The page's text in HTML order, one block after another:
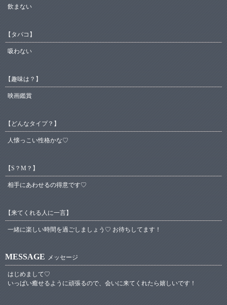
飲まない
【タバコ】
吸わない
【趣味は？】
映画鑑賞
【どんなタイプ？】
人懐っこい性格かな♡
【S？М？】
相手にあわせるの得意です♡
【来てくれる人に一言】
一緒に楽しい時間を過ごしましょう♡ お待ちしてます！
MESSAGE メッセージ
はじめまして♡
いっぱい癒せるように頑張るので、会いに来てくれたら嬉しいです！